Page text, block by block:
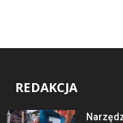
REDAKCJA